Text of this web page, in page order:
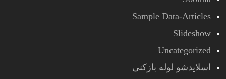
Sample Data-Articles
Slideshow
Uncategorized
اسلایدشو لوله بازکنی